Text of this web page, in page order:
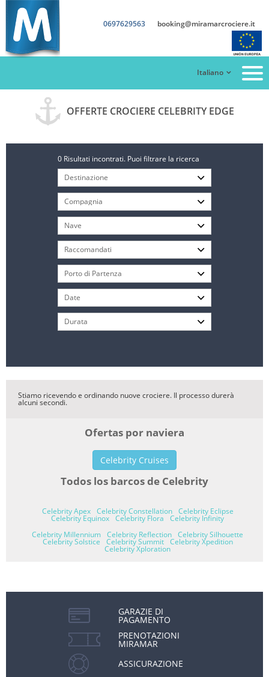
0697629563 booking@miramarcrociere.it
Italiano
OFFERTE CROCIERE CELEBRITY EDGE
0 Risultati incontrati. Puoi filtrare la ricerca
Stiamo ricevendo e ordinando nuove crociere. Il processo durerà
alcuni secondi.
Ofertas por naviera
Celebrity Cruises
Todos los barcos de Celebrity
Celebrity Apex Celebrity Constellation Celebrity Eclipse
Celebrity Equinox Celebrity Flora
Celebrity Infinity
Celebrity Millennium Celebrity Reflection Celebrity Silhouette
Celebrity Solstice Celebrity Summit Celebrity Xpedition
Celebrity Xploration
GARAZIE DI
PAGAMENTO
PRENOTAZIONI
MIRAMAR
ASSICURAZIONE